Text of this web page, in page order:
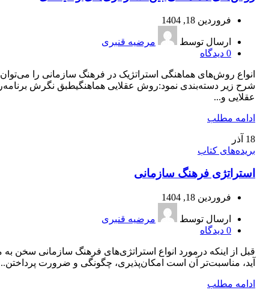
فروردین 18, 1404
ارسال توسط
مرضیه قنبری
0 دیدگاه
انواع روش‌های هماهنگی استراتژیک در فرهنگ سازمانی را
شرح زیر دسته‌بندی نمود:روش عقلایی هماهنگیطبق نگرش
عقلایی و...
ادامه مطلب
18 آذر
بریده‌های کتاب
استراتژی فرهنگ سازمانی
فروردین 18, 1404
ارسال توسط
مرضیه قنبری
0 دیدگاه
قبل از اینکه درمورد انواع استراتژی‌های فرهنگ سازمانی سخن به
آید، مناسبت‌تر آن است امکان‌پذیری، چگونگی و ضرورت
ادامه مطلب